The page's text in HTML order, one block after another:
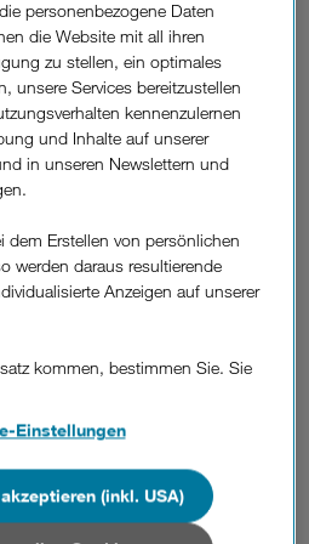
hat Drei bei den
den ersten Platz erobert und
beinahe die besten
laufenden Netztests der
liegt Drei bereits in beiden
voran. Die "Futurezone" spricht
und auch die Tester zeigten
Ralley der vergangenen
zweier
von Drei und Orange zu einem
Netze war eine große
der ganze Nutzen dieser
in alle ländlichen
den die auf solche Tests
220.000 Messungen in ganz
personenbezogene Daten
die Website mit all ihren
zu stellen, ein optimales
unsere Services bereitzustellen
kennenzulernen
und Inhalte auf unserer
in unseren Newslettern und
dem Erstellen von persönlichen
werden daraus resultierende
Anzeigen auf unserer
kommen, bestimmen Sie. Sie
Sie unter „Cookie-
werden auch Cookies
die Ihre Daten in Ländern
Einstellungen
(inkl. USA)